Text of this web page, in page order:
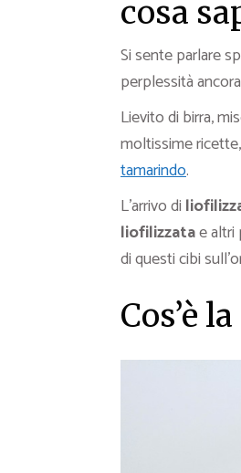
cosa
Si sente parlare
perplessità
Lievito di birra,
moltissime
tamarindo.
L’arrivo di
liofilizzatae altri
di questi cibi
Cos’è